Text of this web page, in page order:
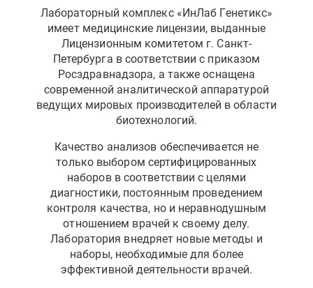
Лабораторный комплекс «ИнЛаб Генетикс»
имеет медицинские лицензии, выданные
Лицензионным комитетом г. Санкт-
Петербурга в соответствии с приказом
Росздравнадзора, а также оснащена
современной аналитической аппаратурой
ведущих мировых производителей в области
биотехнологий.
Качество анализов обеспечивается не
только выбором сертифицированных
наборов в соответствии с целями
диагностики, постоянным проведением
контроля качества, но и неравнодушным
отношением врачей к своему делу.
Лаборатория внедряет новые методы и
наборы, необходимые для более
эффективной деятельности врачей.